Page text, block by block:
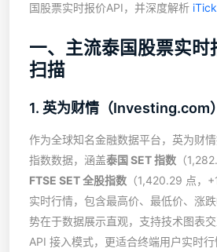
国股票实时报价API，并深度解析 iTick
一、主流泰国股票实时
扫描
1. 英为财情（Investing.com）
作为全球知名金融数据平台，英为财
指数数据，涵盖泰国 SET 指数 （
FTSE SET 全股指数 （1,420.29 点，
实时行情，包含最高价、最低价、涨
势在于数据展示直观，支持技术图表
API 接入模式，更适合终端用户实时